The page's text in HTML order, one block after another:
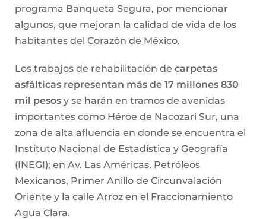
programa Banqueta Segura, por mencionar
algunos, que mejoran la calidad de vida de los
habitantes del Corazón de México.
Los trabajos de rehabilitación de carpetas
asfálticas representan más de 17 millones 830
mil pesos y se harán en tramos de avenidas
importantes como Héroe de Nacozari Sur, una
zona de alta afluencia en donde se encuentra el
Instituto Nacional de Estadística y Geografía
(INEGI); en Av. Las Américas, Petróleos
Mexicanos, Primer Anillo de Circunvalación
Oriente y la calle Arroz en el Fraccionamiento
Agua Clara.